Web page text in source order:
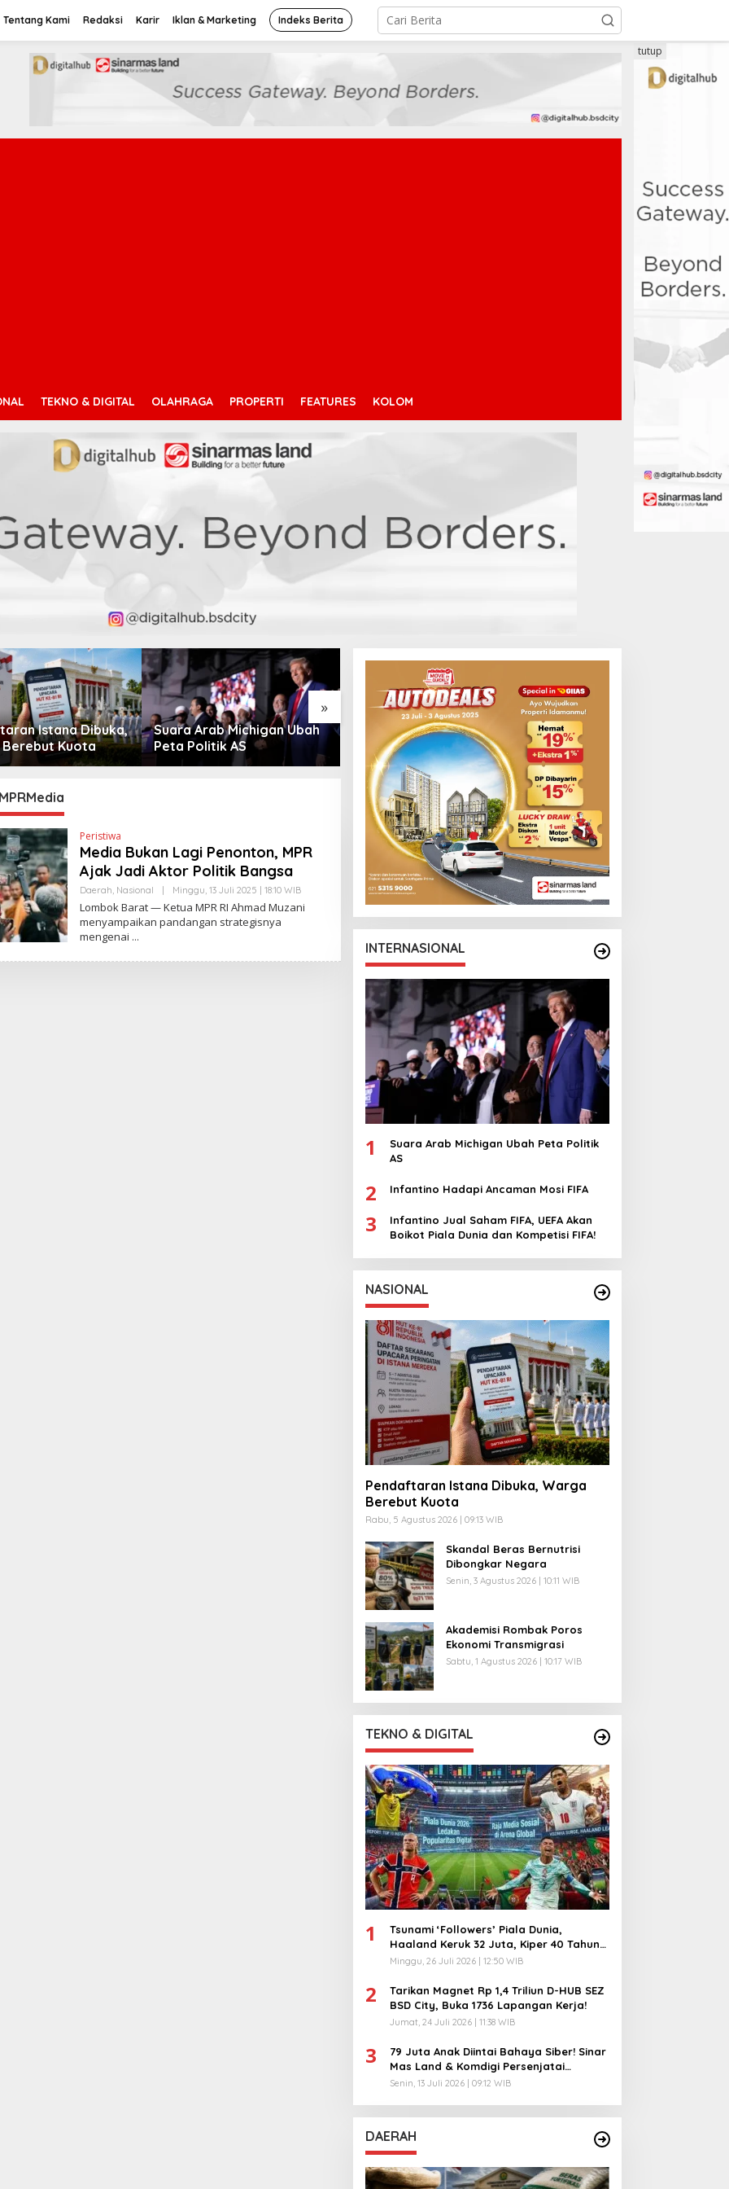
Tentang Kami Redaksi Karir Iklan & Marketing Indeks Berita
TEKNO & DIGITAL OLAHRAGA PROPERTI FEATURES KOLOM
tutup
»
Istana Dibuka,
Kuota
Suara Arab Michigan Ubah
Peta Politik AS
Debut Manis Jeremy
Monga Bersama
Manchester City
Peristiwa
Media Bukan Lagi Penonton, MPR
Ajak Jadi Aktor Politik Bangsa
Daerah, Nasional | Minggu, 13 Juli 2025 | 18:10 WIBO
E
N
Lombok Barat — Ketua MPR RI Ahmad Muzani
menyampaikan pandangan strategisnya
mengenai
INTERNASIONAL
1
Suara Arab Michigan Ubah Peta Politik
AS
2 Infantino Hadapi Ancaman Mosi FIFA
3
Infantino Jual Saham FIFA, UEFA Akan
Boikot Piala Dunia dan Kompetisi FIFA!
NASIONAL
Pendaftaran Istana Dibuka, Warga
Berebut Kuota
Rabu, 5 Agustus 2026 | 09:13 WIB
Skandal Beras Bernutrisi
Dibongkar Negara
Senin, 3 Agustus 2026 | 10:11 WIB
Akademisi Rombak Poros
Ekonomi Transmigrasi
Sabtu, 1 Agustus 2026 | 10:17 WIB
TEKNO & DIGITAL
1
Tsunami ‘Followers’ Piala Dunia,
Haaland Keruk 32 Juta, Kiper 40 Tahun
Bikin Geger!
Minggu, 26 Juli 2026 | 12:50 WIB
2
Tarikan Magnet Rp 1,4 Triliun D-HUB SEZ
BSD City, Buka 1736 Lapangan Kerja!
Jumat, 24 Juli 2026 | 11:38 WIB
3
79 Juta Anak Diintai Bahaya Siber! Sinar
Mas Land & Komdigi Persenjatai
Ratusan Guru!
Senin, 13 Juli 2026 | 09:12 WIB
DAERAH